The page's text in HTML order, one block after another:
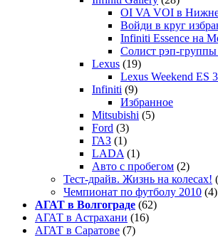
OI VA VOI в
Войди в круг
Infiniti Essence на
Солист рэп-
Lexus (19)
Lexus Weekend ES
Infiniti (9)
Избранное
Mitsubishi (5)
Ford (3)
ГАЗ (1)
LADA (1)
Авто с пробегом (2)
Тест-драйв. Жизнь на колесах!
Чемпионат по футболу 2010 (4)
АГАТ в Волгограде (62)
АГАТ в Астрахани (16)
АГАТ в Саратове (7)